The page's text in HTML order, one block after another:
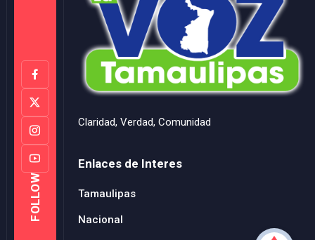
FOLLOW
Claridad, Verdad, Comunidad
Enlaces de Interes
Tamaulipas
Nacional